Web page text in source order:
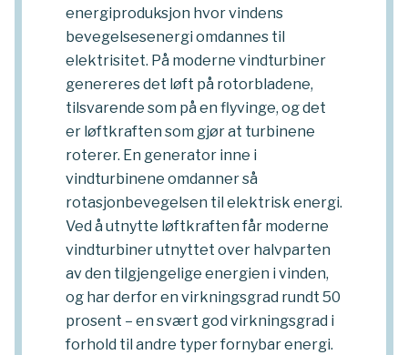
energiproduksjon hvor vindens
bevegelsesenergi omdannes til
elektrisitet. På moderne vindturbiner
genereres det løft på rotorbladene,
tilsvarende som på en flyvinge, og det
er løftkraften som gjør at turbinene
roterer. En generator inne i
vindturbinene omdanner så
rotasjonbevegelsen til elektrisk energi.
Ved å utnytte løftkraften får moderne
vindturbiner utnyttet over halvparten
av den tilgjengelige energien i vinden,
og har derfor en virkningsgrad rundt 50
prosent – en svært god virkningsgrad i
forhold til andre typer fornybar energi.